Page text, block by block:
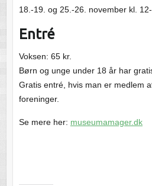
18.-19. og 25.-26. november kl.
Entré
Voksen: 65 kr.
Børn og unge under 18 år har
Gratis entré, hvis man er medlem
foreninger.
Se mere her: museumamager.dk